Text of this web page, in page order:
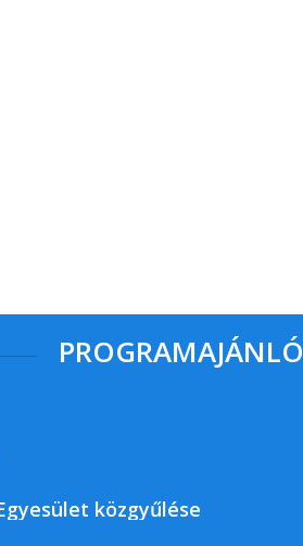
PROGRAMAJÁNLÓ
közgyűlése